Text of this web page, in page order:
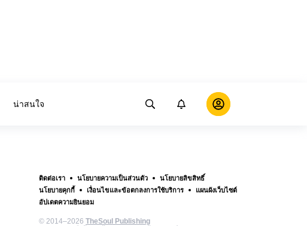
น่าสนใจ
ติดต่อเรา นโยบายความเป็นส่วนตัว
นโยบายลิขสิทธิ์
นโยบายคุกกี้
เงื่อนไขและข้อตกลงการใช้บริการ
แผนผังเว็บไซต์
อัปเดตความยินยอม
© 2014–2026 TheSoul Publishing